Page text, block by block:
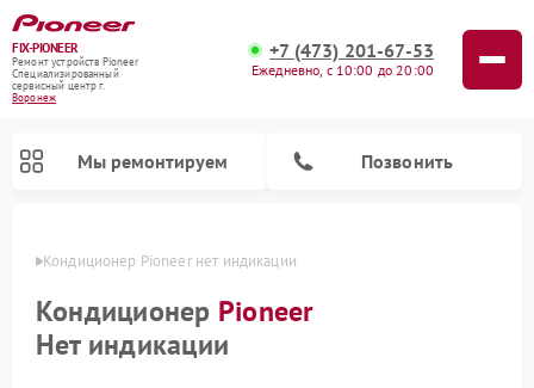
FIX-PIONEER
Ремонт устройств Pioneer
Специализированный
cервисный центр г.
Воронеж
+7 (473) 201-67-53
Ежедневно, с 10:00 до 20:00
Мы ремонтируем Позвонить
Кондиционер Pioneer нет индикации
Кондиционер Pioneer
Нет индикации